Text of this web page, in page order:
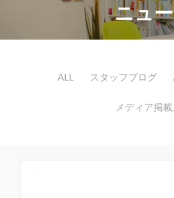
ニュ
ALL スタッフブログ
メディア掲